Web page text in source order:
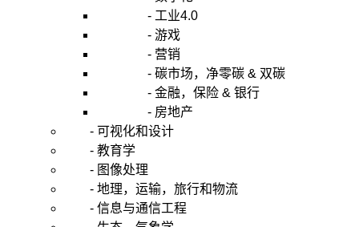
- 工业4.0
- 游戏
- 营销
- 碳市场，净零碳 & 双碳
- 金融，保险 & 银行
- 房地产
- 可视化和设计
- 教育学
- 图像处理
- 地理，运输，旅行和物流
- 信息与通信工程